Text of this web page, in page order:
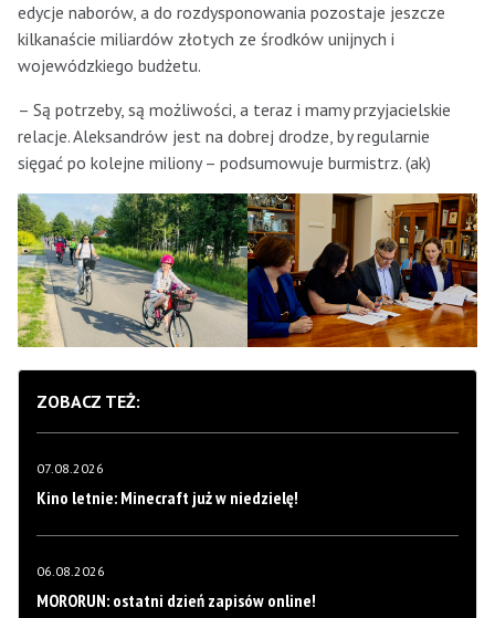
edycje naborów, a do rozdysponowania pozostaje jeszcze
kilkanaście miliardów złotych ze środków unijnych i
wojewódzkiego budżetu.
– Są potrzeby, są możliwości, a teraz i mamy przyjacielskie
relacje. Aleksandrów jest na dobrej drodze, by regularnie
sięgać po kolejne miliony – podsumowuje burmistrz. (ak)
ZOBACZ TEŻ:
07.08.2026
Kino letnie: Minecraft już w niedzielę!
06.08.2026
MORORUN: ostatni dzień zapisów online!